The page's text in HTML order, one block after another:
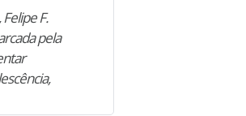
F.
pela